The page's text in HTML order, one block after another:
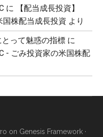
に
【配当成長投資】
国株配当成長投資 より
って魅惑の指標 に
- ごみ投資家の米国株配
on Genesis Framework·